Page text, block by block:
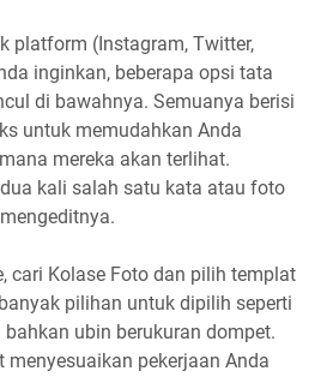
platform (Instagram, Twitter,
inginkan, beberapa opsi tata
di bawahnya. Semuanya berisi
untuk memudahkan Anda
mereka akan terlihat.
kali salah satu kata atau foto
cari Kolase Foto dan pilih templat
pilihan untuk dipilih seperti
ubin berukuran dompet.
pekerjaan Anda